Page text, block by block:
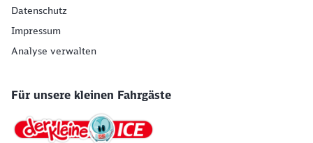
Datenschutz
Impressum
Analyse verwalten
Für unsere kleinen Fahrgäste